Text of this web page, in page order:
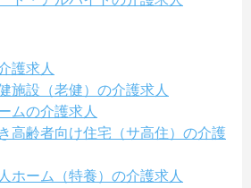
護求人
施設（老健）の介護求人
ムの介護求人
高齢者向け住宅（サ高住）の介護
ホーム（特養）の介護求人